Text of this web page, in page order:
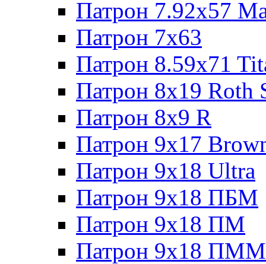
Патрон 7.92x57
Патрон 7x63
Патрон 8.59x71
Патрон 8x19 Roth
Патрон 8x9 R
Патрон 9x17
Патрон 9x18 Ultra
Патрон 9x18 ПБМ
Патрон 9x18 ПМ
Патрон 9x18 ПММ